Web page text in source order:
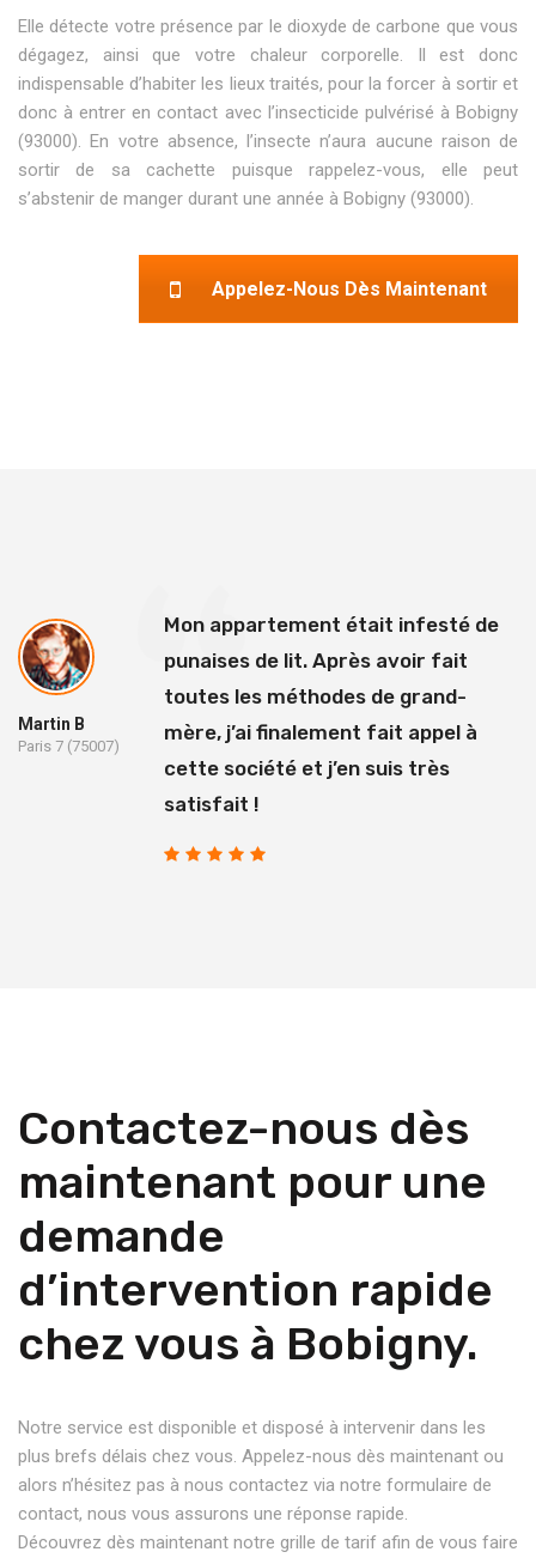
Elle détecte votre présence par le dioxyde de carbone que vous
dégagez, ainsi que votre chaleur corporelle. Il est donc
indispensable d’habiter les lieux traités, pour la forcer à sortir et
donc à entrer en contact avec l’insecticide pulvérisé à Bobigny
(93000). En votre absence, l’insecte n’aura aucune raison de
sortir de sa cachette puisque rappelez-vous, elle peut
s’abstenir de manger durant une année à Bobigny (93000).
Appelez-Nous Dès Maintenant
Martin B
Paris 7 (75007)
Mon appartement était infesté de
punaises de lit. Après avoir fait
toutes les méthodes de grand-
mère, j’ai finalement fait appel à
cette société et j’en suis très
satisfait !
Contactez-nous dès
maintenant pour une
demande
d’intervention rapide
chez vous à Bobigny.
Notre service est disponible et disposé à intervenir dans les
plus brefs délais chez vous. Appelez-nous dès maintenant ou
alors n’hésitez pas à nous contactez via notre formulaire de
contact, nous vous assurons une réponse rapide.
Découvrez dès maintenant notre grille de tarif afin de vous faire